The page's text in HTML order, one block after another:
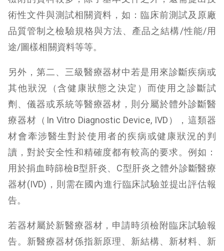
術性文件與測試相關資料，如：臨床前測試及原廠
品質管制之檢驗規格與方法、產品之結構/性能/用
途/圖樣相關資料等等。
另外，第二、三級醫療器材中若是用來診斷疾病或
其他狀況（含健康狀態之決定）而使用之診斷試
劑、儀器或系統等醫療器材，則分屬於體外診斷醫
療器材（In Vitro Diagnostic Device, IVD），這類器
材會牽涉醫生對於使用者的疾病或健康狀況的判
讀，對於安全性和精確度都有較高的要求。例如：
用於捐血時篩檢B型肝炎、C型肝炎之體外診斷醫療
器材(IVD)，則需在國內進行臨床試驗並提出評估報
告。
若器材屬於新醫療器材，申請時須檢附臨床試驗報
告。新醫療器材係指新原理、新結構、新材料、新